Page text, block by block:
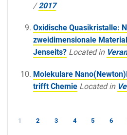
/2017
Oxidische Quasikristalle:
zweidimensionale
Jenseits? Located in
Molekulare
trifft Chemie Located in
1 2 3 4 5 6